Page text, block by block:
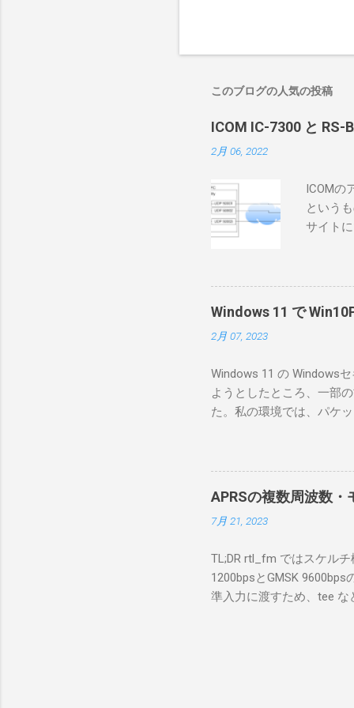
このブログの人気の投稿
ICOM IC-7300 と RS-
2月 06, 2022
ICOMの
という
サイト
ろうと
で、ハ
RS-
が持っ
が少な
にある
を行う
私の理
ている
る。
をUDP
信する
50003
BA1
Windows 11 で
2月 07, 2023
Windows 11 の Windows
ようとしたところ、一部
た。私の環境では、パケ
ンストールできなかった
ては pnputil というコマン
す。 Windows terminal
なファイルに、現在イン
上記のファイルから
バイダー名: Win10Pcap
08002be10318} ドライバ
Hardware Compatibility
APRSの複数周波数・
7月 21, 2023
TL;DR rtl_fm ではスケル
1200bpsとGMSK
準入力に渡すため、tee
f 431.04M -p 36 -s